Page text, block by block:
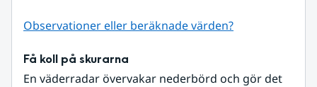
Observationer eller beräknade värden?
Få koll på skurarna
En väderradar övervakar nederbörd och gör det